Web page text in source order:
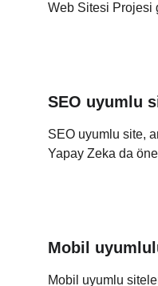
Web Sitesi Projesi
SEO uyumlu
SEO uyumlu site,
Yapay Zeka da öne
Mobil
Mobil uyumlu